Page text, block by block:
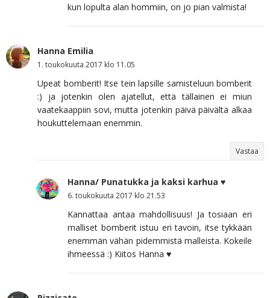
kun lopulta alan hommiin, on jo pian valmista!
Hanna Emilia
1. toukokuuta 2017 klo 11.05
Upeat bomberit! Itse tein lapsille samisteluun bomberit
:) ja jotenkin olen ajatellut, että tällainen ei miun
vaatekaappiin sovi, mutta jotenkin päivä päivältä alkaa
houkuttelemaan enemmin.
Vastaa
Hanna/ Punatukka ja kaksi karhua ♥
6. toukokuuta 2017 klo 21.53
Kannattaa antaa mahdollisuus! Ja tosiaan eri
malliset bomberit istuu eri tavoin, itse tykkään
enemmän vähän pidemmistä malleista. Kokeile
ihmeessä :) Kiitos Hanna ♥